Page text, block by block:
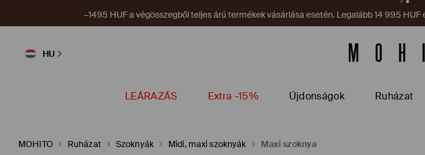
–1495 HUF a végösszegből teljes árú termékek vásárlása esetén. Legalább 14 995
HU
LEÁRAZÁS Extra -15% Újdonságok Ruházat
MOHITO Ruházat Szoknyák Midi, maxi szoknyák Maxi szoknya